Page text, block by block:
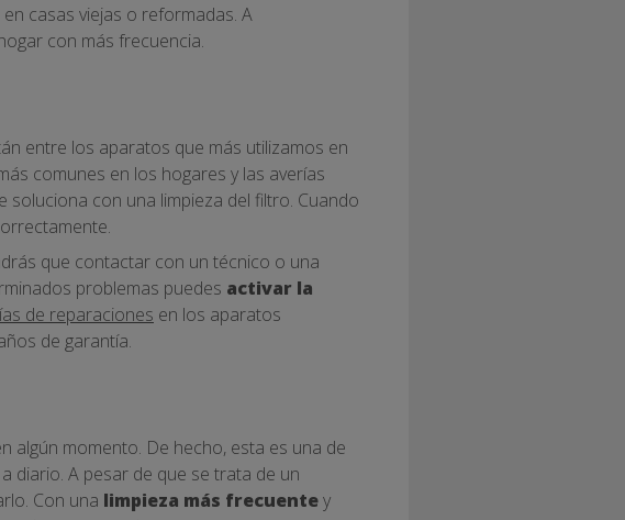
casas viejas o reformadas. A
con más frecuencia.
entre los aparatos que más utilizamos en
comunes en los hogares y las averías
con una limpieza del filtro. Cuando
que contactar con un técnico o una
problemas puedes activar la
de reparaciones en los aparatos
de garantía.
algún momento. De hecho, esta es una de
diario. A pesar de que se trata de un
Con una limpieza más frecuentey